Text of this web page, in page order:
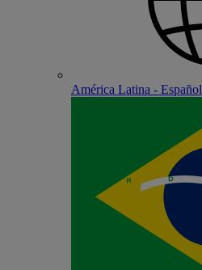
América Latina - Español